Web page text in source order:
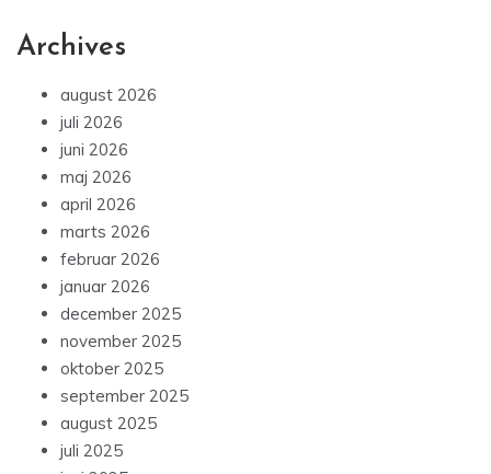
Archives
august 2026
juli 2026
juni 2026
maj 2026
april 2026
marts 2026
februar 2026
januar 2026
december 2025
november 2025
oktober 2025
september 2025
august 2025
juli 2025